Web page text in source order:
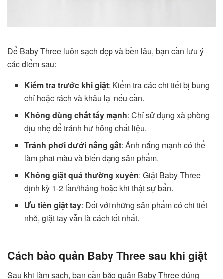
Để Baby Three luôn sạch đẹp và bền lâu, bạn cần lưu ý
các điểm sau:
Kiểm tra trước khi giặt: Kiểm tra các chi tiết bị bung
chỉ hoặc rách và khâu lại nếu cần.
Không dùng chất tẩy mạnh: Chỉ sử dụng xà phòng
dịu nhẹ để tránh hư hỏng chất liệu.
Tránh phơi dưới nắng gắt: Ánh nắng mạnh có thể
làm phai màu và biến dạng sản phẩm.
Không giặt quá thường xuyên: Giặt Baby Three
định kỳ 1-2 lần/tháng hoặc khi thật sự bẩn.
Ưu tiên giặt tay: Đối với những sản phẩm có chi tiết
nhỏ, giặt tay vẫn là cách tốt nhất.
Cách bảo quản Baby Three sau khi giặt
Sau khi làm sạch, bạn cần bảo quản Baby Three đúng